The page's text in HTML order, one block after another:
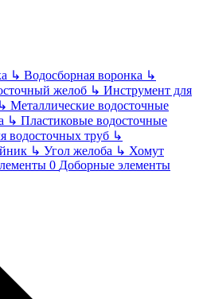
↳ Водосборная воронка ↳
желоб ↳ Инструмент для
↳ Металлические водосточные
↳ Пластиковые водосточные
водосточных труб ↳
↳ Угол желоба ↳ Хомут
Доборные элементы